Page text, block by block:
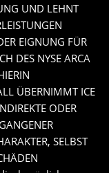
UND LEHNT
EIGNUNG FÜR
DES NYSE ARCA
ÜBERNIMMT ICE
ODER
SELBST